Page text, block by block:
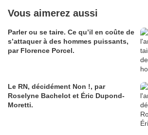
Vous aimerez aussi
Parler ou se taire. Ce qu’il en coûte de
s’attaquer à des hommes puissants,
par Florence Porcel.
Le RN, décidément Non !, par
Roselyne Bachelot et Éric Dupond-
Moretti.